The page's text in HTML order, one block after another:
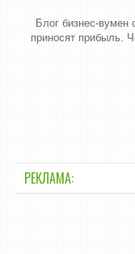
Блог бизнес-вумен
приносят прибыль.
РЕКЛАМА: